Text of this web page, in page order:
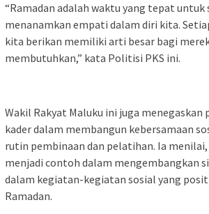
“Ramadan adalah waktu yang tepat untuk
menanamkan empati dalam diri kita.
kita berikan memiliki arti besar bagi
membutuhkan,” kata Politisi PKS ini.
Wakil Rakyat Maluku ini juga menegaskan
kader dalam membangun kebersamaan
rutin pembinaan dan pelatihan. Ia menilai,
menjadi contoh dalam mengembangkan
dalam kegiatan-kegiatan sosial yang
Ramadan.